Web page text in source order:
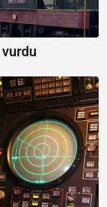
vurdu